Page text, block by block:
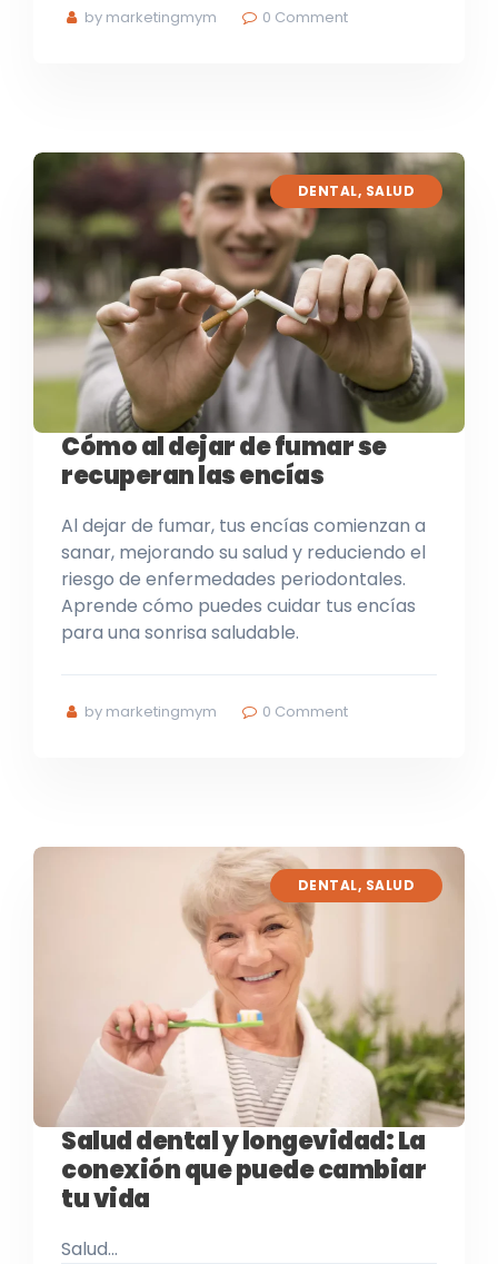
by marketingmym 0 Comment
DENTAL, SALUD
Cómo al dejar de fumar se
recuperan las encías
Al dejar de fumar, tus encías comienzan a
sanar, mejorando su salud y reduciendo el
riesgo de enfermedades periodontales.
Aprende cómo puedes cuidar tus encías
para una sonrisa saludable.
by marketingmym 0 Comment
DENTAL, SALUD
Salud dental y longevidad: La
conexión que puede cambiar
tu vida
Salud…